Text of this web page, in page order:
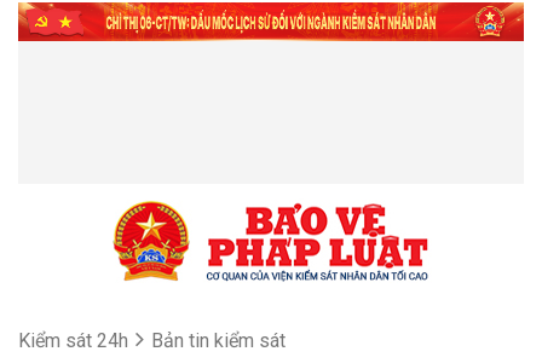
Kiểm sát 24h Bản tin kiểm sát